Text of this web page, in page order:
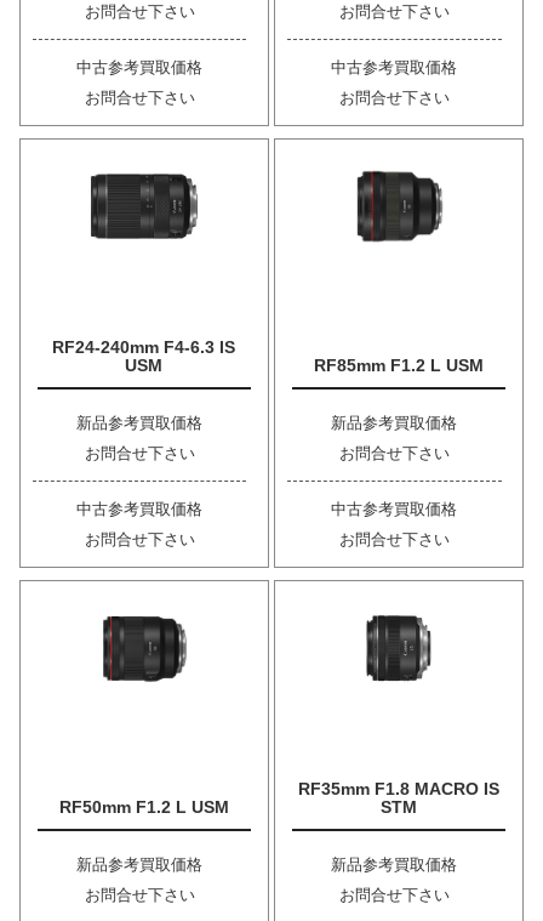
お問合せ下さい
中古参考買取価格
お問合せ下さい
お問合せ下さい
中古参考買取価格
お問合せ下さい
RF24-240mm F4-6.3 IS
USM
新品参考買取価格
お問合せ下さい
中古参考買取価格
お問合せ下さい
RF85mm F1.2 L USM
新品参考買取価格
お問合せ下さい
中古参考買取価格
お問合せ下さい
RF50mm F1.2 L USM
新品参考買取価格
お問合せ下さい
RF35mm F1.8 MACRO IS
STM
新品参考買取価格
お問合せ下さい